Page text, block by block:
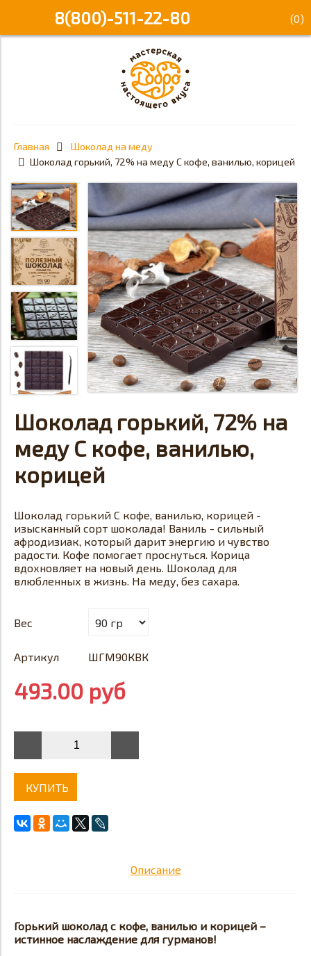
8(800)-511-22-80 (0)
Главная
Шоколад на меду
Шоколад горький, 72% на меду С кофе, ванилью, корицей
Шоколад горький, 72% на
меду С кофе, ванилью,
корицей
Шоколад горький С кофе, ванилью, корицей -
изысканный сорт шоколада! Ваниль - сильный
афродизиак, который дарит энергию и чувство
радости. Кофе помогает проснуться. Корица
вдохновляет на новый день. Шоколад для
влюбленных в жизнь. На меду, без сахара.
Вес
Артикул ШГМ90КВК
493.00 руб
КУПИТЬ
Описание
Горький шоколад с кофе, ванилью и корицей –
истинное наслаждение для гурманов!